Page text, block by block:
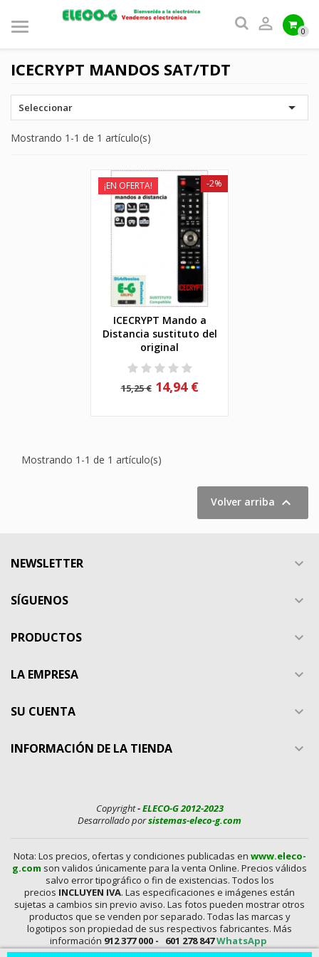
 0
ICECRYPT MANDOS SAT/TDT
Seleccionar 
Mostrando 1-1 de 1 artículo(s)
¡EN OFERTA!
ICECRYPT Mando a
Distancia sustituto del
original
15,25 €
-2%
14,94 €
Mostrando 1-1 de 1 artículo(s)
Volver arriba 
NEWSLETTER 
SÍGUENOS 
PRODUCTOS 
LA EMPRESA 
SU CUENTA 
INFORMACIÓN DE LA TIENDA 
Copyright-ELECO-G 2012-2023
Desarrollado porsistemas-eleco-g.com
Nota: Los precios, ofertas y condiciones publicadas en www.eleco-
g.com son validos únicamente para la venta Online. Precios válidos
salvo error tipográfico o fin de existencias. Todos los
precios INCLUYEN IVA. Las especificaciones e imágenes están
sujetas a cambios sin previo aviso. Las fotos pueden mostrar otros
productos que se venden por separado. Todas las marcas y
logotipos son propiedad de sus respectivos fabricantes. Más
información 912 377 000 - 601 278 847WhatsApp